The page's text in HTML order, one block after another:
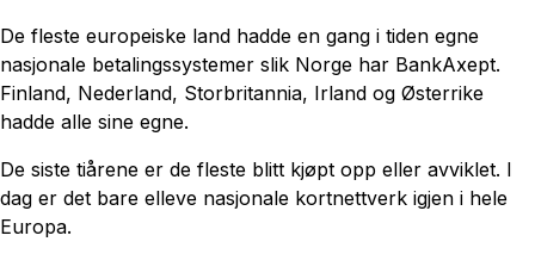
De fleste europeiske land hadde en gang i tiden egne
nasjonale betalingssystemer slik Norge har BankAxept.
Finland, Nederland, Storbritannia, Irland og Østerrike
hadde alle sine egne.
De siste tiårene er de fleste blitt kjøpt opp eller avviklet. I
dag er det bare elleve nasjonale kortnettverk igjen i hele
Europa.